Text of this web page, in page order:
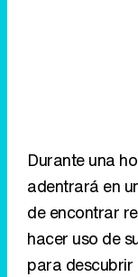
Durante una
adentrará en
de encontrar
hacer uso de
para descubrir